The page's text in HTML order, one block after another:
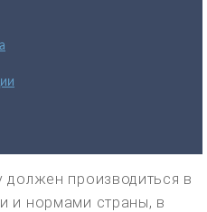
должен производиться в
и нормами страны, в